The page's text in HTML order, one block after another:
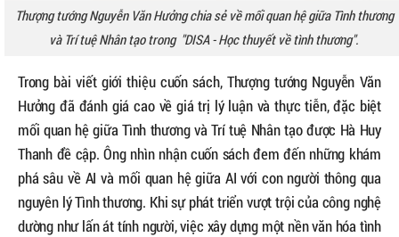
Thượng tướng Nguyễn Văn Hưởng chia sẻ về mối quan hệ giữa Tình thương
và Trí tuệ Nhân tạo trong "DISA - Học thuyết về tình thương".
Trong bài viết giới thiệu cuốn sách, Thượng tướng Nguyễn Văn
Hưởng đã đánh giá cao về giá trị lý luận và thực tiễn, đặc biệt
mối quan hệ giữa Tình thương và Trí tuệ Nhân tạo được Hà Huy
Thanh đề cập. Ông nhìn nhận cuốn sách đem đến những khám
phá sâu về AI và mối quan hệ giữa AI với con người thông qua
nguyên lý Tình thương. Khi sự phát triển vượt trội của công nghệ
dường như lấn át tính người, việc xây dựng một nền văn hóa tình